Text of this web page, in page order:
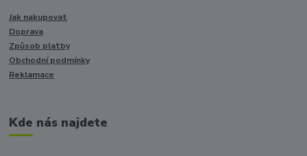
Jak nakupovat
Doprava
Způsob platby
Obchodní podmínky
Reklamace
Kde nás najdete